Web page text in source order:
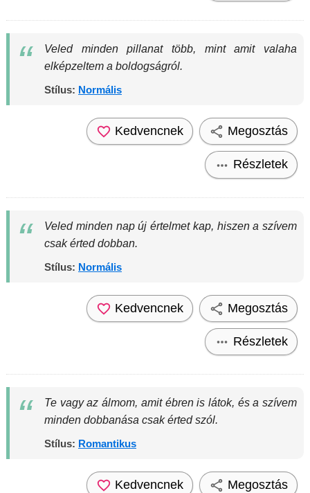
Veled minden pillanat több, mint amit valaha
elképzeltem a boldogságról.
Stílus: Normális
Kedvencnek Megosztás
Részletek
Veled minden nap új értelmet kap, hiszen a szívem
csak érted dobban.
Stílus: Normális
Kedvencnek Megosztás
Részletek
Te vagy az álmom, amit ébren is látok, és a szívem
minden dobbanása csak érted szól.
Stílus: Romantikus
Kedvencnek Megosztás